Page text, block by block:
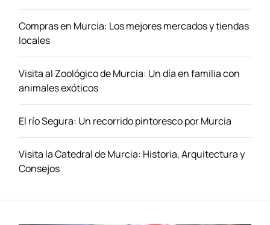
Compras en Murcia: Los mejores mercados y tiendas
locales
Visita al Zoológico de Murcia: Un día en familia con
animales exóticos
El río Segura: Un recorrido pintoresco por Murcia
Visita la Catedral de Murcia: Historia, Arquitectura y
Consejos